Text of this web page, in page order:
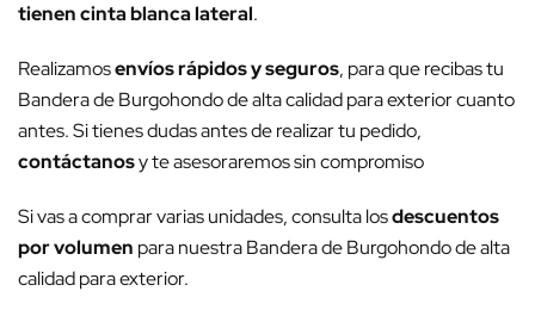
tienen cinta blanca lateral.
Realizamosenvíos rápidos y seguros, para que recibas tu
Bandera de Burgohondo de alta calidad para exterior cuanto
antes. Si tienes dudas antes de realizar tu pedido,
contáctanosy te asesoraremos sin compromiso
Si vas a comprar varias unidades, consulta losdescuentos
por volumen para nuestra Bandera de Burgohondo de alta
calidad para exterior.